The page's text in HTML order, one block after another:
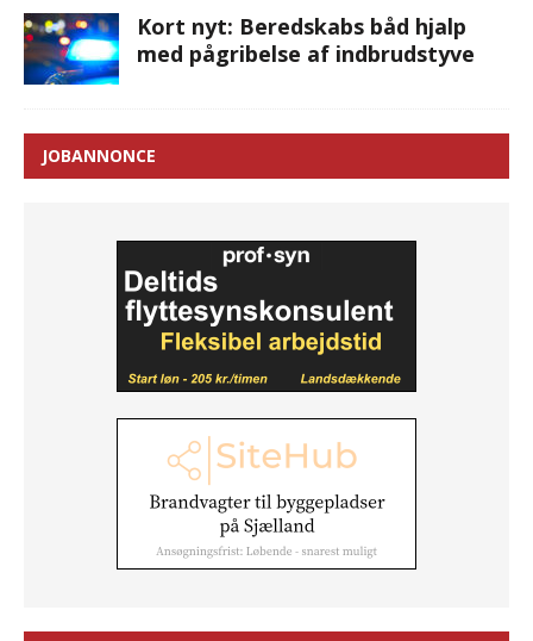
Kort nyt: Beredskabs båd hjalp
med pågribelse af indbrudstyve
JOBANNONCE